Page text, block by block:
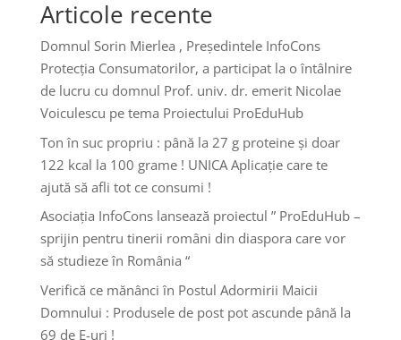
Articole recente
Domnul Sorin Mierlea , Președintele InfoCons
Protecția Consumatorilor, a participat la o întâlnire
de lucru cu domnul Prof. univ. dr. emerit Nicolae
Voiculescu pe tema Proiectului ProEduHub
Ton în suc propriu : până la 27 g proteine și doar
122 kcal la 100 grame ! UNICA Aplicație care te
ajută să afli tot ce consumi !
Asociația InfoCons lansează proiectul ” ProEduHub –
sprijin pentru tinerii români din diaspora care vor
să studieze în România “
Verifică ce mănânci în Postul Adormirii Maicii
Domnului : Produsele de post pot ascunde până la
69 de E-uri !